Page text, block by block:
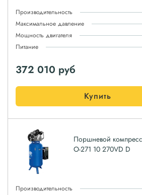
Производительность
Максимальное давление
Мощность двигателя
Питание
372 010 руб
Купить
Поршневой
O-271 10 270VD D
Производительность